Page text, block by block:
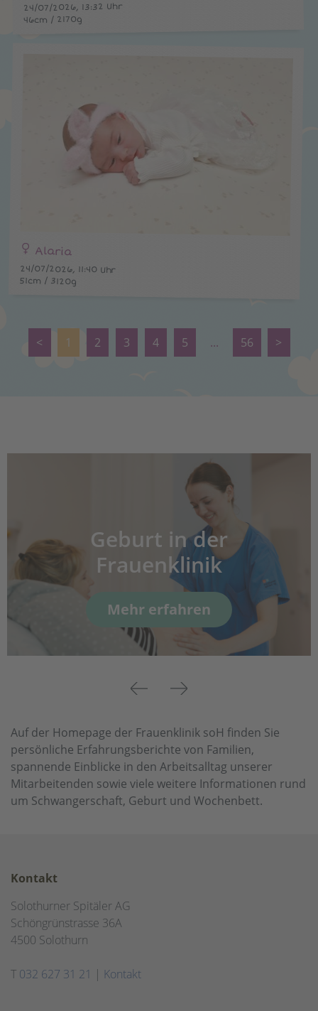
24/07/2026, 13:32 Uhr
46cm / 2170g
Alaria
24/07/2026, 11:40 Uhr
51cm / 3120g
< 1 2 3 4 5 ... 56 >
Previous
Geburt in der
Frauenklinik
Mehr erfahren
Next
Auf der Homepage der Frauenklinik soH finden Sie
persönliche Erfahrungsberichte von Familien,
spannende Einblicke in den Arbeitsalltag unserer
Mitarbeitenden sowie viele weitere Informationen rund
um Schwangerschaft, Geburt und Wochenbett.
Kontakt
Solothurner Spitäler AG
Schöngrünstrasse 36A
4500 Solothurn
T 032 627 31 21 | Kontakt